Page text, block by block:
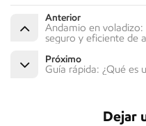
Anterior
Andamio en
seguro y eficiente de
Próximo
Guía rápida: ¿Qué es
Dejar